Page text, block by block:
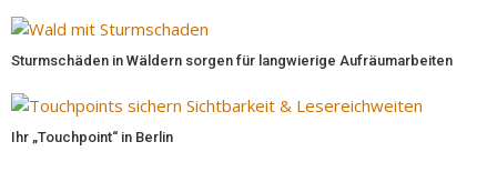
Sturmschäden in Wäldern sorgen für langwierige Aufräumarbeiten
Ihr „Touchpoint“ in Berlin